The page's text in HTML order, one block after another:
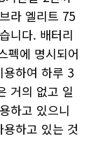
라 엘리트 75
니다. 배터리
펙에 명시되어
하여 하루 3
거의 없고 일
하고 있으니
하고 있는 것